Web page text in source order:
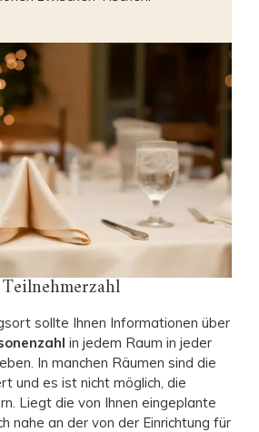
sollte Ihnen Informationen über
in jedem Raum in jeder
In manchen Räumen sind die
und es ist nicht möglich, die
Liegt die von Ihnen eingeplante
nahe an der von der Einrichtung für